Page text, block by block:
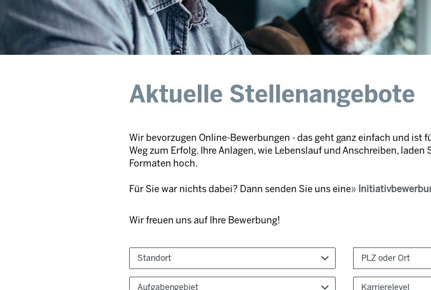
Aktuelle Stellenangebote
Wir bevorzugen Online-Bewerbungen - das geht ganz einfach und ist
Weg zum Erfolg. Ihre Anlagen, wie Lebenslauf und Anschreiben, laden
Formaten hoch.
Für Sie war nichts dabei? Dann senden Sie uns eine
Wir freuen uns auf Ihre Bewerbung!
Standort
Aufgabengebiet Karrierelevel